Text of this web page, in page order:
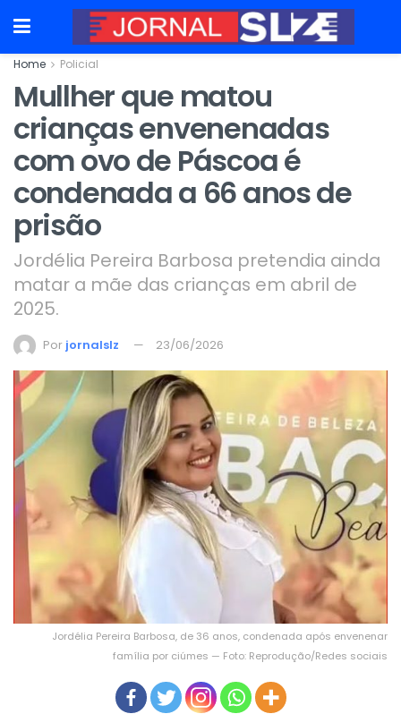
Home Policial
Mullher que matou
crianças envenenadas
com ovo de Páscoa é
condenada a 66 anos de
prisão
Jordélia Pereira Barbosa pretendia ainda
matar a mãe das crianças em abril de
2025.
Por jornalslz 23/06/2026
Jordélia Pereira Barbosa, de 36 anos, condenada após envenenar
família por ciúmes — Foto: Reprodução/Redes sociais